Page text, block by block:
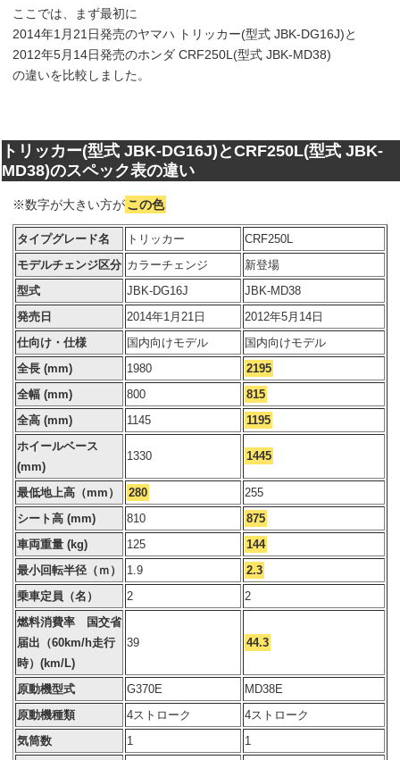
ここでは、まず最初に
2014年1月21日発売のヤマハ トリッカー(型式 JBK-DG16J)と
2012年5月14日発売のホンダ CRF250L(型式 JBK-MD38)
の違いを比較しました。
トリッカー(型式 JBK-DG16J)とCRF250L(型式 JBK-
MD38)のスペック表の違い
※数字が大きい方がこの色
タイプグレード名 トリッカー
CRF250L
モデルチェンジ区分 カラーチェンジ
新登場
型式
JBK-DG16J
JBK-MD38
発売日
2014年1月21日
2012年5月14日
仕向け・仕様
国内向けモデル
国内向けモデル
全長 (mm)
1980
2195
全幅 (mm)
800
815
全高 (mm)
1145
1195
ホイールベース
(mm)
1330 1445
最低地上高（mm） 280
255
シート高 (mm)
810
875
車両重量 (kg)
125
144
最小回転半径（ｍ）
1.9
2.3
乗車定員（名）
2
2
燃料消費率 国交省
届出（60km/h走行
時）(km/L)
39 44.3
原動機型式 G370E
MD38E
原動機種類
4ストローク
4ストローク
気筒数
1
1